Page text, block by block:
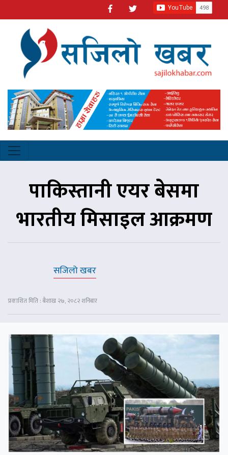
पाकिस्तानी एयर बेसमा
भारतीय मिसाइल आक्रमण
सजिलो खबर
प्रकाशित मिति : बैशाख २७, २०८२ शनिबार